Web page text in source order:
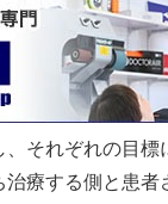
それぞれの目標
療する側と患